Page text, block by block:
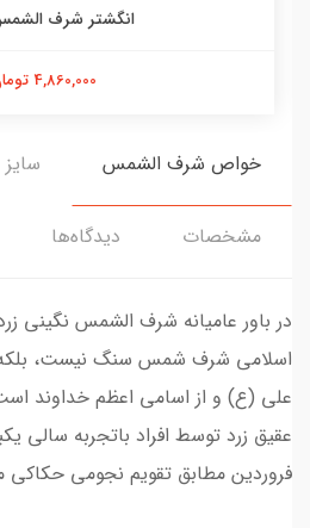
انگشتر شرف الشمس
4,860,000 تومان
خواص شرف الشمس
مشخصات دیدگاه‌ها
در باور عامیانه شرف الشمس نگینی
اسلامی شرف شمس سنگ نیست، بلکه
علی (ع) و از اسامی اعظم خداوند
فروردین مطابق تقویم‌ نجومی